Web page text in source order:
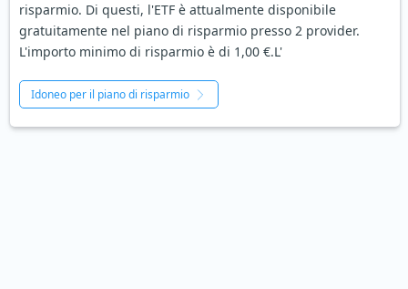
risparmio. Di questi, l'ETF è attualmente disponibile
gratuitamente nel piano di risparmio presso 2 provider.
L'importo minimo di risparmio è di 1,00 €.L'
Idoneo per il piano di risparmio